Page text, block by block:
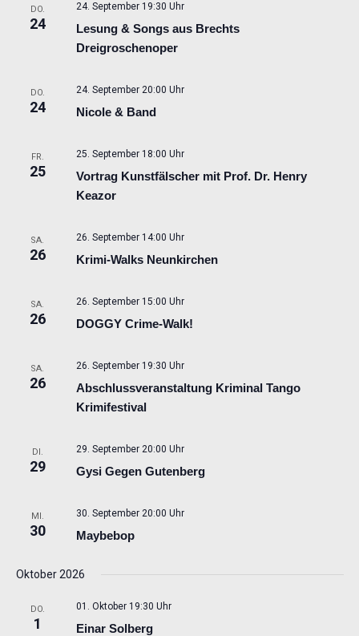
DO.
24
Lesung & Songs aus Brechts
Dreigroschenoper
24. September 19:30 Uhr
DO.
24 Nicole & Band
24. September 20:00 Uhr
FR.
25
Vortrag Kunstfälscher mit Prof. Dr. Henry
Keazor
25. September 18:00 Uhr
SA.
26 Krimi-Walks Neunkirchen
26. September 14:00 Uhr
SA.
26 DOGGY Crime-Walk!
26. September 15:00 Uhr
SA.
26
Abschlussveranstaltung Kriminal Tango
Krimifestival
26. September 19:30 Uhr
DI.
29 Gysi Gegen Gutenberg
29. September 20:00 Uhr
MI.
30 Maybebop
30. September 20:00 Uhr
Oktober 2026
DO.
1 Einar Solberg
01. Oktober 19:30 Uhr